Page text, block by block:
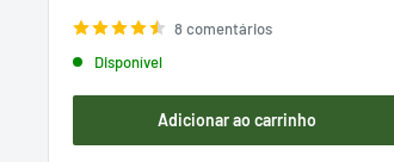
venda
8 comentários
Disponível
Adicionar ao carrinho